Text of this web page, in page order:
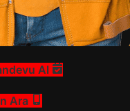
Al
Ara
veya fazla doluysa
İçermiyor
sıkma işlemi